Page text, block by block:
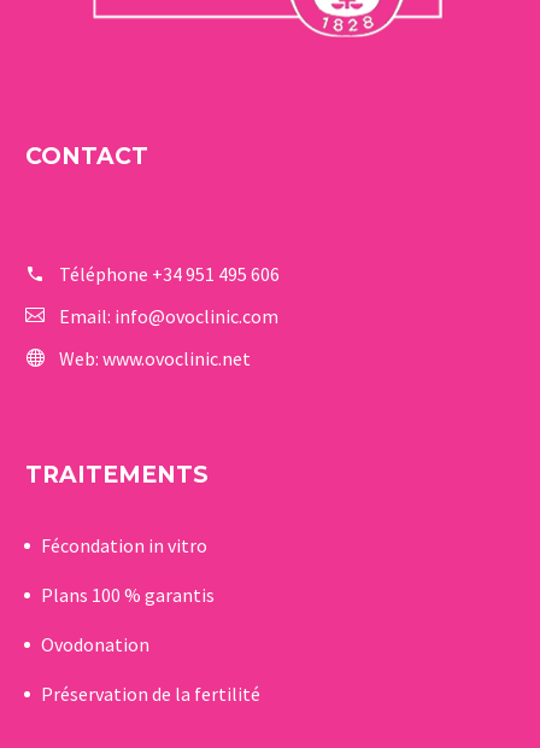
CONTACT
Téléphone +34 951 495 606
Email: info@ovoclinic.com
Web: www.ovoclinic.net
TRAITEMENTS
Fécondation in vitro
Plans 100 % garantis
Ovodonation
Préservation de la fertilité